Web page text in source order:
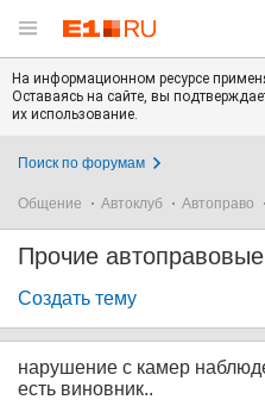
На информационном ресурсе
Оставаясь на сайте, вы
их использование.
Поиск по форумам
Общение Автоклуб Автоправо
Прочие
Создать тему
нарушение с камер
есть виновник..